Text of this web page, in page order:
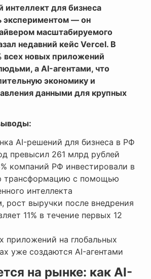
интеллект для бизнеса
экспериментом — он
масштабируемого
недавний кейс Vercel. В
всех новых приложений
а AI-агентами, что
экономику и
данными для крупных
AI-решений для бизнеса в РФ
превысил 261 млрд рублей
компаний РФ инвестировали в
трансформацию с помощью
интеллекта
рост выручки после внедрения
11% в течение первых 12
приложений на глобальных
уже создаются AI-агентами
на рынке: как AI-